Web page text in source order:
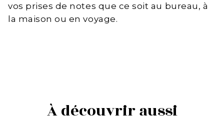
vos prises de notes que ce soit au bureau, à
la maison ou en voyage.
À découvrir aussi